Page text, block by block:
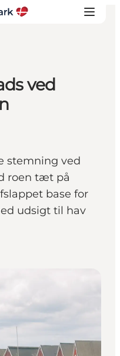
ved
stemning ved
roen tæt på
base for
udsigt til hav